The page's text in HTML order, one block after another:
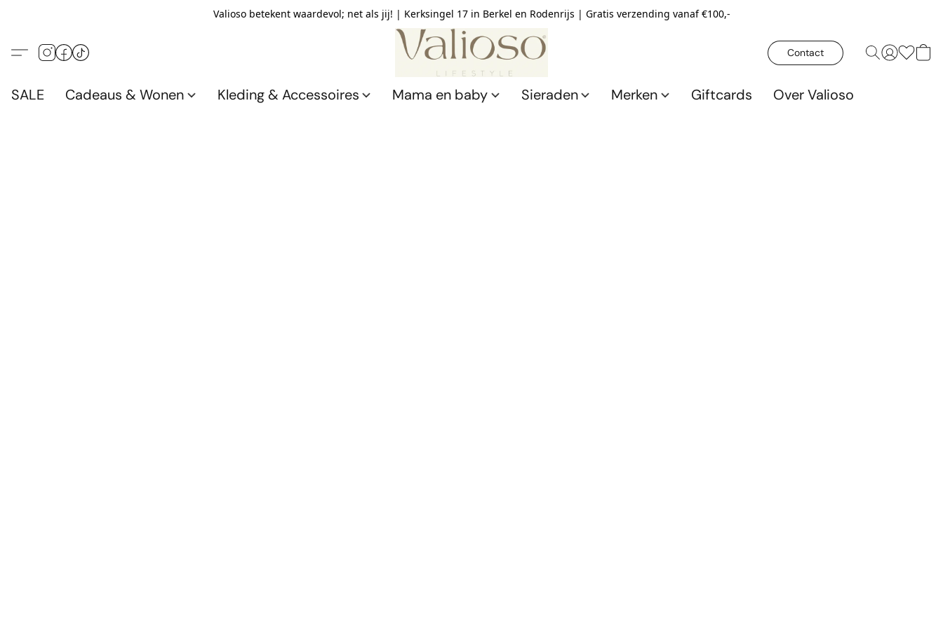
Valioso betekent waardevol; net als jij! | Kerksingel 17 in Berkel en Rodenrijs | Gratis verzending vanaf €100,-
Contact
SALE Cadeaus & Wonen Kleding & Accessoires Mama en baby Sieraden Merken Giftcards Over Valioso